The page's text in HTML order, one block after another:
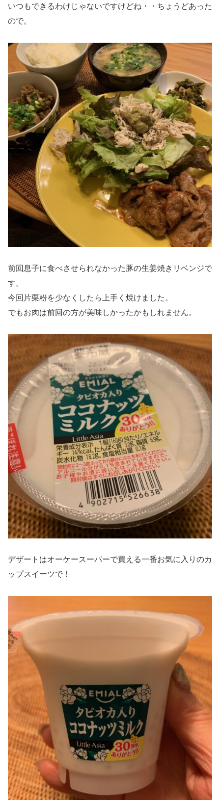
いつもできるわけじゃないですけどね・・ちょうどあった
ので。
前回息子に食べさせられなかった豚の生姜焼きリベンジで
す。
今回片栗粉を少なくしたら上手く焼けました。
でもお肉は前回の方が美味しかったかもしれません。
デザートはオーケースーパーで買える一番お気に入りのカ
ップスイーツで！